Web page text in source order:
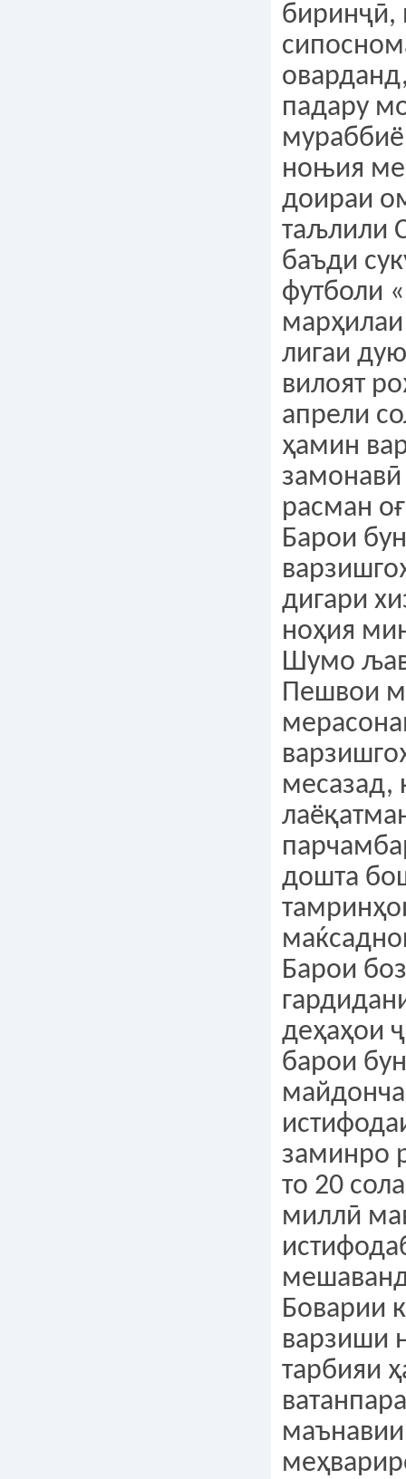
биринҷӣ,
падару
ноњия
доираи
таљлили
баъди
футболи
лигаи
вилоят
апрели
ҳамин
расман
Барои
дигари
ноҳия
Шумо
Пешвои
месазад,
дошта
Барои
деҳаҳои
барои
заминро
то 20
миллӣ
Боварии
варзиши
тарбияи